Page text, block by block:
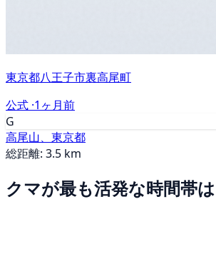
東京都八王子市裏高尾町
公式 ·1ヶ月前
G
高尾山、東京都
総距離: 3.5 km
クマが最も活発な時間帯